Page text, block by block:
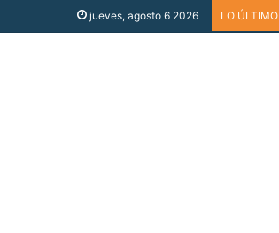
jueves, agosto 6 2026 LO ÚLTIMO